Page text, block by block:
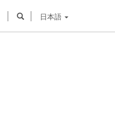
日本語